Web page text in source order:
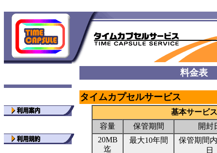
料金表
タイムカプセルサービス
基本サービス
容量
保管期間
開封
20MB
迄
最大10年間
保管期間
日